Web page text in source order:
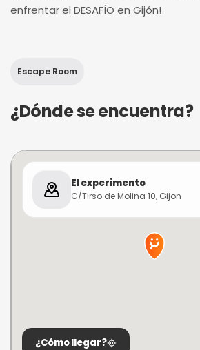
enfrentar el DESAFÍO en Gijón!
Escape Room
¿Dónde se encuentra?
El experimento
C/Tirso de Molina 10, Gijon
¿Cómo llegar?